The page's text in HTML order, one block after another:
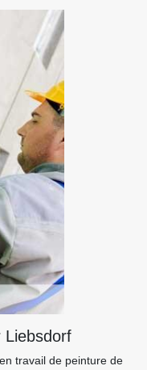
Liebsdorf
travail de peinture de